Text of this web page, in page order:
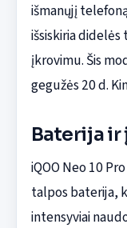
išmanųjį
išsiskiria
įkrovimu. Šis
gegužės 20 d.
Baterija
iQOO Neo 10
talpos baterija,
intensyviai